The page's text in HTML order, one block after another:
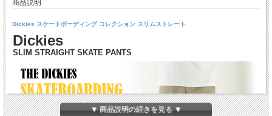
商品説明
Dickies スケートボーディング コレクション スリムストレート
Dickies
SLIM STRAIGHT SKATE PANTS
▼ 商品説明の続きを見る ▼